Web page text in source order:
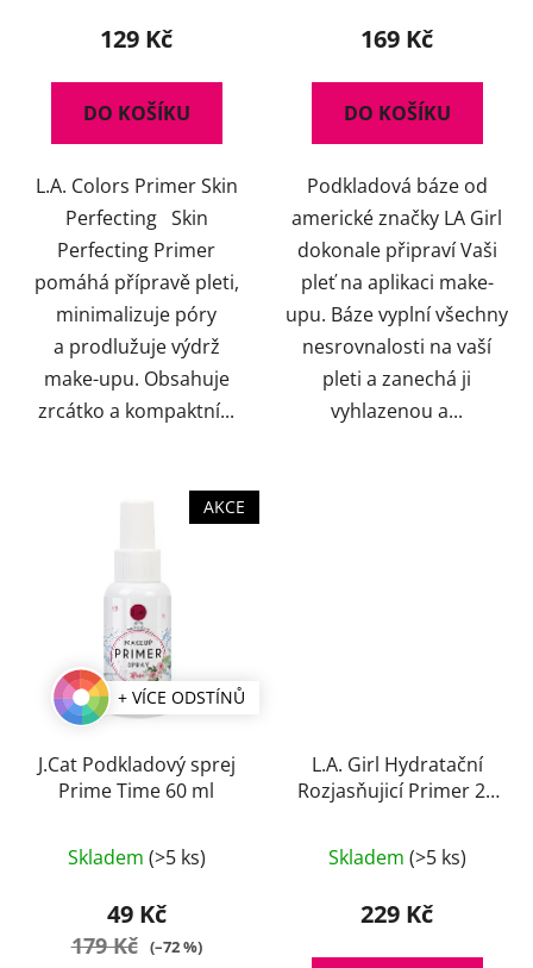
129 Kč
DO KOŠÍKU
L.A. Colors Primer Skin
Perfecting Skin
Perfecting Primer
pomáhá přípravě pleti,
minimalizuje póry
a prodlužuje výdrž
make-upu. Obsahuje
zrcátko a kompaktní...
169 Kč
DO KOŠÍKU
Podkladová báze od
americké značky LA Girl
dokonale připraví Vaši
pleť na aplikaci make-
upu. Báze vyplní všechny
nesrovnalosti na vaší
pleti a zanechá ji
vyhlazenou a...
AKCE
+ VÍCE ODSTÍNŮ
J.Cat Podkladový sprej
Prime Time 60 ml
Skladem (>5 ks)
49 Kč
179 Kč (–72 %)
L.A. Girl Hydratační
Rozjasňujicí Primer 25
Skladem (>5 ks)
229 Kč